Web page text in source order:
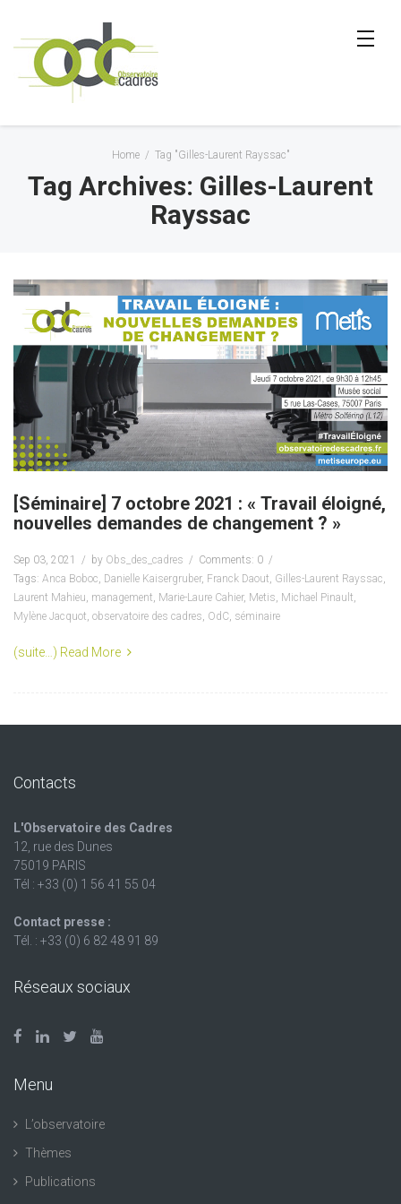
Home / Tag "Gilles-Laurent Rayssac"
Tag Archives: Gilles-Laurent
Rayssac
[Séminaire] 7 octobre 2021 : « Travail éloigné,
nouvelles demandes de changement ? »
Sep 03, 2021 by Obs_des_cadres
Comments: 0
Tags: Anca Boboc, Danielle Kaisergruber, Franck Daout, Gilles-Laurent Rayssac,
Laurent Mahieu, management, Marie-Laure Cahier, Metis, Michael Pinault,
Mylène Jacquot, observatoire des cadres, OdC, séminaire
(suite…) Read More
Contacts
L'Observatoire des Cadres
12, rue des Dunes
75019 PARIS
Tél : +33 (0) 1 56 41 55 04
Contact presse :
Tél. : +33 (0) 6 82 48 91 89
Réseaux sociaux
Menu
L’observatoire
Thèmes
Publications